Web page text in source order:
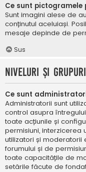
Ce sunt pictogramele
Sunt imagini alese de
conținutul aceluiași.
mesaje depinde de
Sus
Niveluri și
Ce sunt
Administratorii sunt
control asupra
toate acțiunile și
permisiuni, interzicerea
utilizatori și moderatorii
forumului și de
toate capacitățile de
setările făcute de